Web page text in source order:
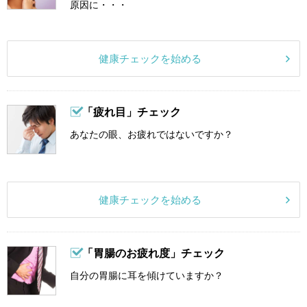
原因に・・・
健康チェックを始める
「疲れ目」チェック
あなたの眼、お疲れではないですか？
健康チェックを始める
「胃腸のお疲れ度」チェック
自分の胃腸に耳を傾けていますか？